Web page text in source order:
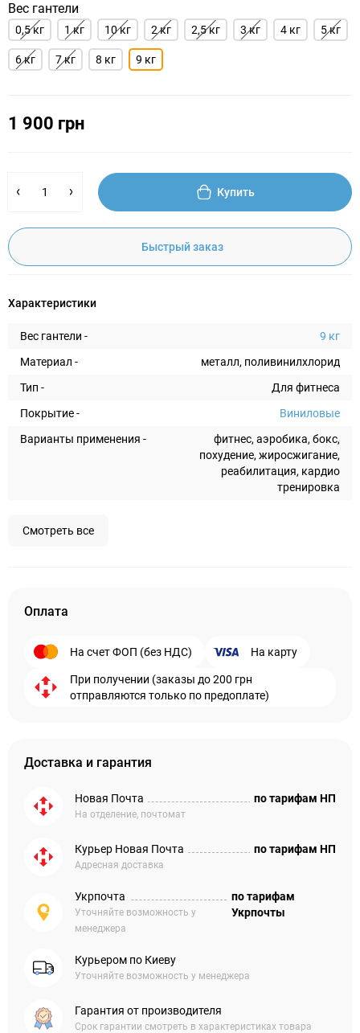
Вес гантели
0,5 кг 1 кг 10 кг 2 кг 2,5 кг 3 кг 4 кг 5 кг
6 кг 7 кг 8 кг 9 кг
1 900 грн
Купить
Быстрый заказ
Характеристики
Вес гантели -
9 кг
Материал -
металл, поливинилхлорид
Тип -
Для фитнеса
Покрытие -
Виниловые
Варианты применения -
фитнес, аэробика, бокс,
похудение, жиросжигание,
реабилитация, кардио
тренировка
Смотреть все
Оплата
На счет ФОП (без НДС) На карту
При получении (заказы до 200 грн
отправляются только по предоплате)
Доставка и гарантия
Новая Почта
На отделение, почтомат
по тарифам НП
Курьер Новая Почта
Адресная доставка
по тарифам НП
Укрпочта
Уточняйте возможность у
менеджера
по тарифам
Укрпочты
Курьером по Киеву
Уточняйте возможность у менеджера
Гарантия от производителя
Срок гарантии смотреть в характеристиках товара